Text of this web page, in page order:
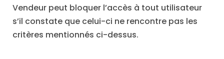
Vendeur peut bloquer l’accès à tout utilisateur
s’il constate que celui-ci ne rencontre pas les
critères mentionnés ci-dessus.